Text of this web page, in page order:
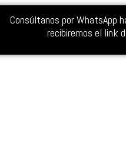
Consúltanos por WhatsApp
recibiremos el link